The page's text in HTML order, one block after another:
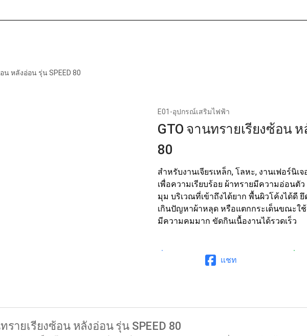
น หลังอ่อน รุ่น SPEED 80
E01-อุปกรณ์เสริมไฟฟ้า
GTO จานทรายเรียงซ้อน
80
สำหรับงานเจียรเหล็ก, โลหะ, งานเฟอร์นิ
เพื่อความเรียบร้อย ผ้าทรายมีความอ่อนตั
มุม บริเวณที่เข้าถึงได้ยาก พื้นผิวโค้งได้ดี
เกินปัญหาผ้าหลุด หรือแตกกระเด็นขณะใ
มีความคมมาก ขัดกินเนื้องานได้รวดเร็ว
แชท
รายเรียงซ้อน หลังอ่อน รุ่น SPEED 80